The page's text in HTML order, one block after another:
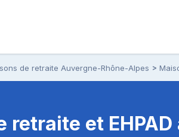
de retraite Auvergne-Rhône-Alpes
retraite et EHPAD